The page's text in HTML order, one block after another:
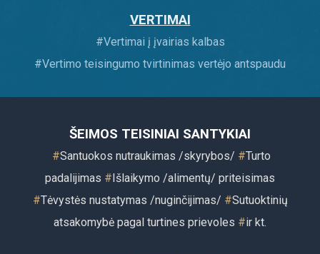
VERTIMAI
#Vertimai į įvairias kalbas
#Vertimo teisingumo tvirtinimas vertėjo antspaudu
ŠEIMOS TEISINIAI SANTYKIAI
#Santuokos nutraukimas /skyrybos/ #Turto
padalijimas #Išlaikymo /alimentų/ priteisimas
#Tėvystės nustatymas /nuginčijimas/ #Sutuoktinių
atsakomybė pagal turtines prievoles #ir kt.